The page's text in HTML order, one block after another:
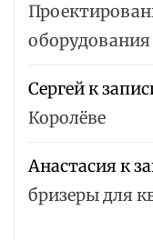
оборудования
Сергейк
Королёве
Анастасия к
бризеры для